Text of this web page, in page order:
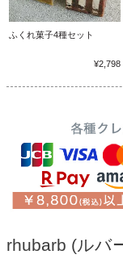
ふくれ菓子4種セット
¥2,798
rhubarb (ルバ